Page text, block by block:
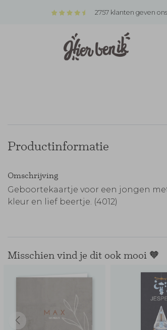
2757 klanten geven
Productinformatie
Omschrijving
Geboortekaartje voor een jongen
kleur en lief beertje. (4012)
Misschien vind je dit ook mooi 🧡